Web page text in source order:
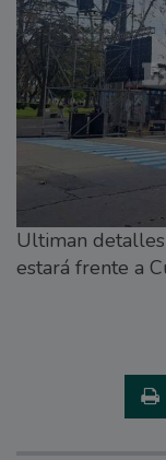
Ultiman
estará frente a